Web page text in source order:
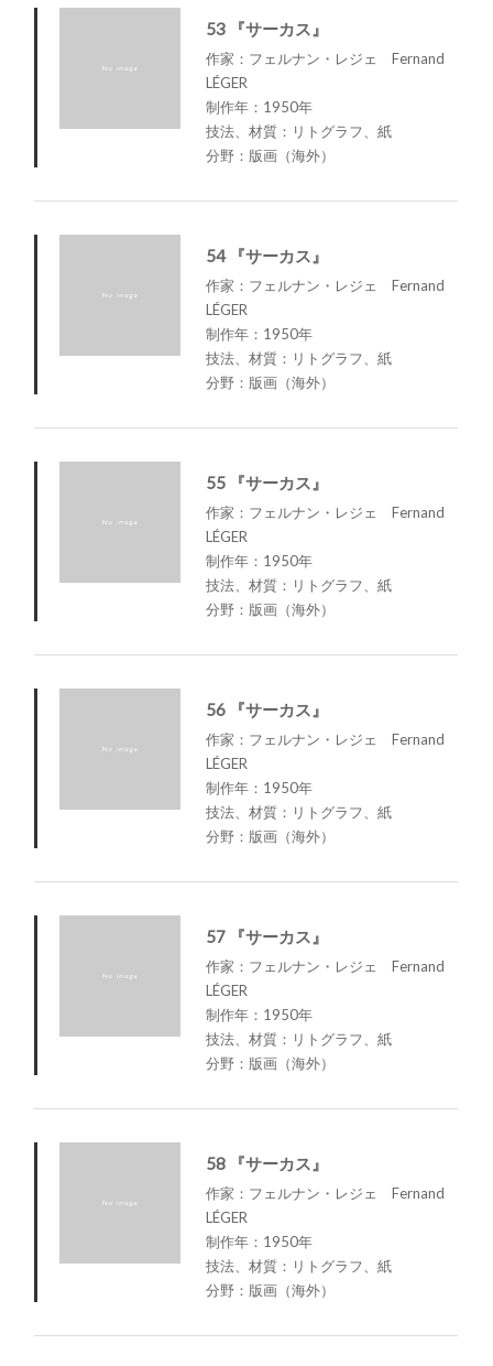
53 『サーカス』
作家：フェルナン・レジェ Fernand
LÉGER
制作年：1950年
技法、材質：リトグラフ、紙
分野：版画（海外）
54 『サーカス』
作家：フェルナン・レジェ Fernand
LÉGER
制作年：1950年
技法、材質：リトグラフ、紙
分野：版画（海外）
55 『サーカス』
作家：フェルナン・レジェ Fernand
LÉGER
制作年：1950年
技法、材質：リトグラフ、紙
分野：版画（海外）
56 『サーカス』
作家：フェルナン・レジェ Fernand
LÉGER
制作年：1950年
技法、材質：リトグラフ、紙
分野：版画（海外）
57 『サーカス』
作家：フェルナン・レジェ Fernand
LÉGER
制作年：1950年
技法、材質：リトグラフ、紙
分野：版画（海外）
58 『サーカス』
作家：フェルナン・レジェ Fernand
LÉGER
制作年：1950年
技法、材質：リトグラフ、紙
分野：版画（海外）